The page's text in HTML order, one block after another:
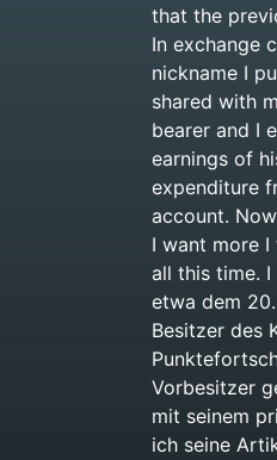
that the
In exchange
nickname I
shared with
bearer and I
earnings of
expenditure
account.
I want more
all this time.
etwa dem
Besitzer des
Vorbesitzer
mit seinem
ich seine